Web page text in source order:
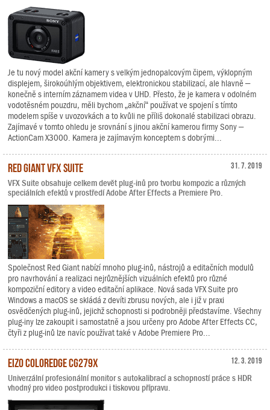
Je tu nový model akční kamery s velkým jednopalcovým čipem, výklopným
displejem, širokoúhlým objektivem, elektronickou stabilizací, ale hlavně –
konečně s interním záznamem videa v UHD. Přesto, že je kamera v odolném
vodotěsném pouzdru, měli bychom „akční“ používat ve spojení s tímto
modelem spíše v uvozovkách a to kvůli ne příliš dokonalé stabilizaci obrazu.
Zajímavé v tomto ohledu je srovnání s jinou akční kamerou firmy Sony –
ActionCam X3000. Kamera je zajímavým konceptem s dobrými...
31. 7. 2019
Red Giant VFX Suite
VFX Suite obsahuje celkem devět plug-inů pro tvorbu kompozic a různých
speciálních efektů v prostředí Adobe After Effects a Premiere Pro.
Společnost Red Giant nabízí mnoho plug-inů, nástrojů a editačních modulů
pro navrhování a realizaci nejrůznějších vizuálních efektů pro různé
kompoziční editory a video editační aplikace. Nová sada VFX Suite pro
Windows a macOS se skládá z devíti zbrusu nových, ale i již v praxi
osvědčených plug-inů, jejichž schopnosti si podrobněji představíme. Všechny
plug-iny lze zakoupit i samostatně a jsou určeny pro Adobe After Effects CC,
čtyři z plug-inů lze navíc používat také v Adobe Premiere Pro...
12. 3. 2019
EIZO ColorEdge CG279X
Univerzální profesionální monitor s autokalibrací a schopností práce s HDR
vhodný pro video postprodukci i tiskovou přípravu.